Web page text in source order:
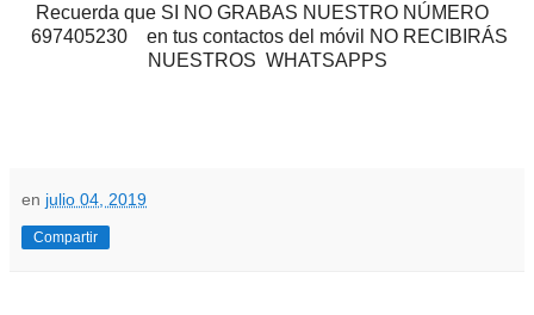
Recuerda que SI NO GRABAS NUESTRO NÚMERO
697405230 en tus contactos del móvil NO RECIBIRÁS
NUESTROS WHATSAPPS
en julio 04, 2019
Compartir